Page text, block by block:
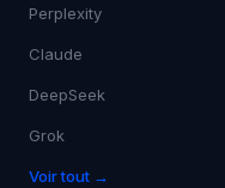
Perplexity
Claude
DeepSeek
Grok
Voir tout →